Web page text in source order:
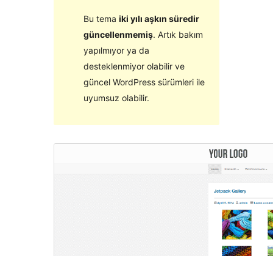
Bu tema iki yılı aşkın süredir
güncellenmemiş. Artık bakım
yapılmıyor ya da
desteklenmiyor olabilir ve
güncel WordPress sürümleri ile
uyumsuz olabilir.